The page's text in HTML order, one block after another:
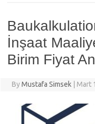
İnşaat
Birim Fiyat
ByMustafa Simsek Mart